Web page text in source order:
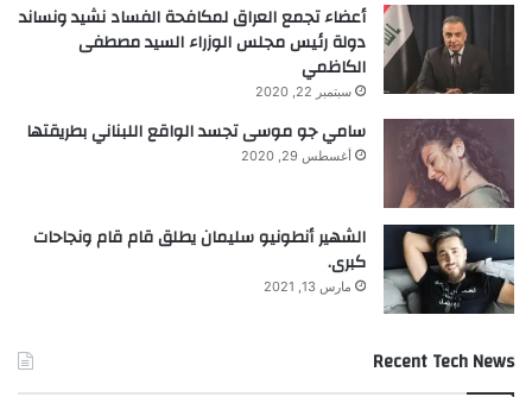
أعضاء تجمع العراق لمكافحة الفساد نشيد ونساند
دولة رئيس مجلس الوزراء السيد مصطفى
الكاظمي
سبتمبر 22, 2020
سامي جو موسى تجسد الواقع اللبناني بطريقتها
أغسطس 29, 2020
الشهير أنطونيو سليمان يطلق قام قام ونجاحات
كبرى.
مارس 13, 2021
Recent Tech News